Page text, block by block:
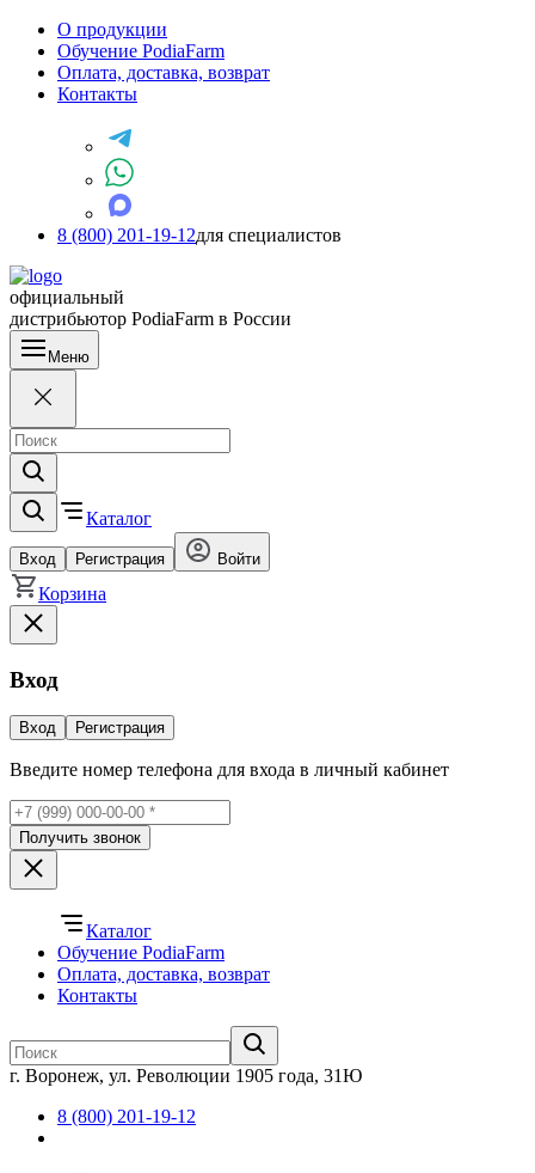
О продукции
Обучение PodiaFarm
Оплата, доставка, возврат
Контакты
8 (800) 201-19-12для специалистов
официальный
дистрибьютор PodiaFarm в России
Меню
Каталог
Вход Регистрация Войти
Корзина
Вход
Вход Регистрация
Введите номер телефона для входа в личный кабинет
Получить звонок
Каталог
Обучение PodiaFarm
Оплата, доставка, возврат
Контакты
г. Воронеж, ул. Революции 1905 года, 31Ю
8 (800) 201-19-12